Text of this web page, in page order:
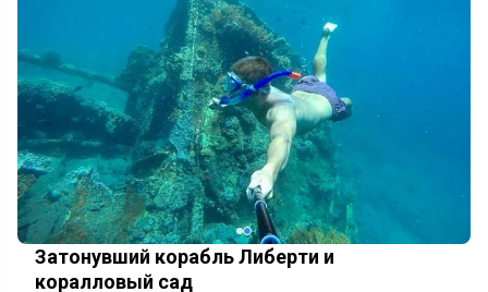
Затонувший корабль Либерти и
коралловый сад